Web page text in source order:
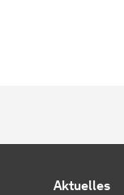
Aktuelles